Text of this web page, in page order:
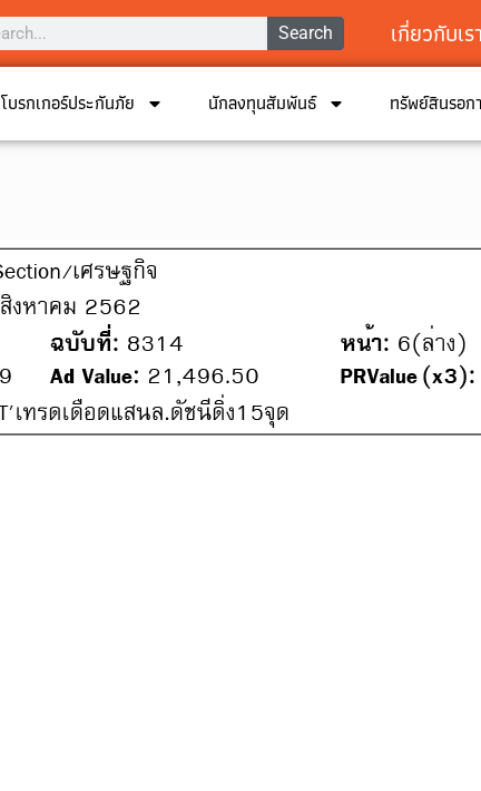
Search เกี่ยวกับเรา
โบรกเกอร์ประกันภัย นักลงทุนสัมพันธ์ ทรัพย์สินรอก